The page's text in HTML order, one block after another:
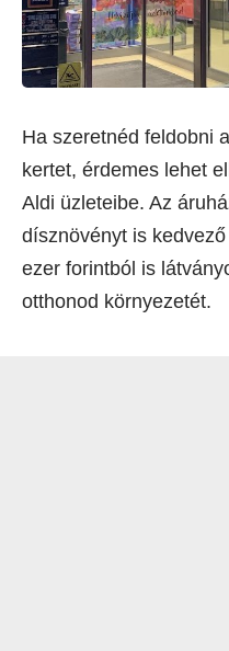
Ha szeretnéd feldobni
kertet, érdemes lehet
Aldi üzleteibe. Az
dísznövényt is
ezer forintból is
otthonod környezetét.